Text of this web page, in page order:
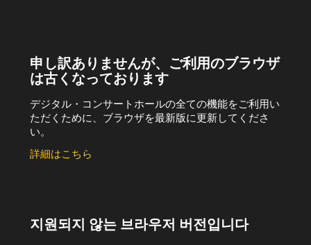
申し訳ありませんが、ご利用のブラウザ
は古くなっております
デジタル・コンサートホールの全ての機能をご利用い
ただくために、ブラウザを最新版に更新してくださ
い。
詳細はこちら
지원되지 않는 브라우저 버전입니다